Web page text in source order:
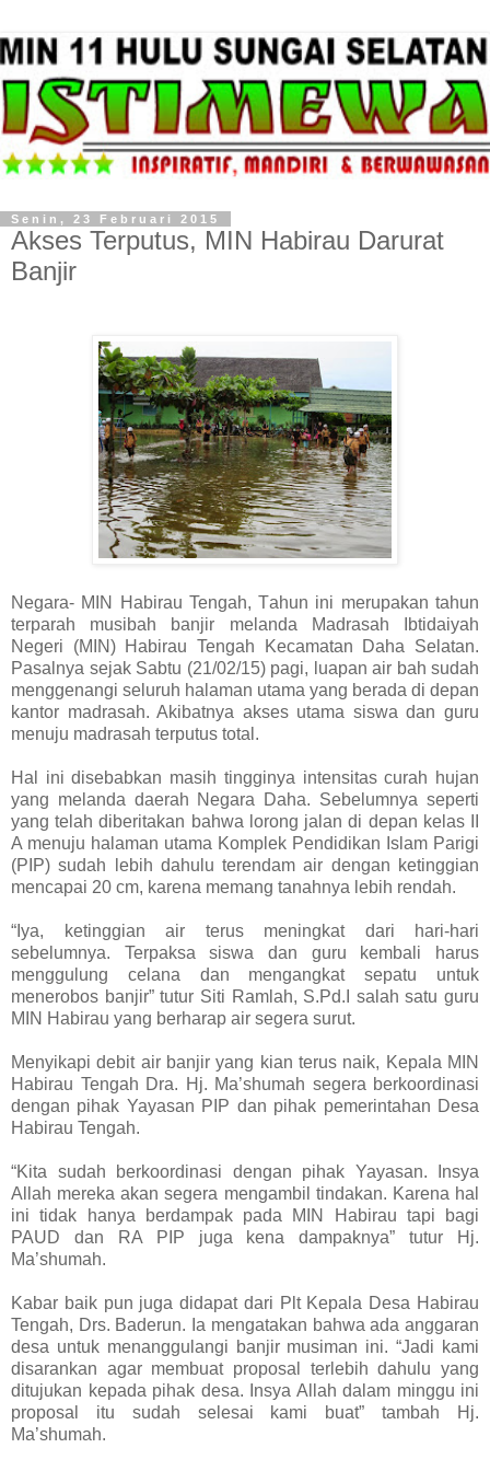
Senin, 23 Februari 2015
Akses Terputus, MIN Habirau Darurat
Banjir
Negara- MIN Habirau Tengah,Tahun ini merupakan tahun
terparah musibah banjir melanda Madrasah Ibtidaiyah
Negeri (MIN) Habirau Tengah Kecamatan Daha Selatan.
Pasalnya sejak Sabtu (21/02/15) pagi, luapan air bah sudah
menggenangi seluruh halaman utama yang berada di depan
kantor madrasah. Akibatnya akses utama siswa dan guru
menuju madrasah terputus total.
Hal ini disebabkan masih tingginya intensitas curah hujan
yang melanda daerah Negara Daha. Sebelumnya seperti
yang telah diberitakan bahwa lorong jalan di depan kelas II
A menuju halaman utama Komplek Pendidikan Islam Parigi
(PIP) sudah lebih dahulu terendam air dengan ketinggian
mencapai 20 cm, karena memang tanahnya lebih rendah.
“Iya, ketinggian air terus meningkat dari hari-hari
sebelumnya. Terpaksa siswa dan guru kembali harus
menggulung celana dan mengangkat sepatu untuk
menerobos banjir” tutur Siti Ramlah, S.Pd.I salah satu guru
MIN Habirau yang berharap air segera surut.
Menyikapi debit air banjir yang kian terus naik, Kepala MIN
Habirau Tengah Dra. Hj. Ma’shumah segera berkoordinasi
dengan pihak Yayasan PIP dan pihak pemerintahan Desa
Habirau Tengah.
“Kita sudah berkoordinasi dengan pihak Yayasan. Insya
Allah mereka akan segera mengambil tindakan. Karena hal
ini tidak hanya berdampak pada MIN Habirau tapi bagi
PAUD dan RA PIP juga kena dampaknya” tutur Hj.
Ma’shumah.
Kabar baik pun juga didapat dari Plt Kepala Desa Habirau
Tengah, Drs. Baderun. Ia mengatakan bahwa ada anggaran
desa untuk menanggulangi banjir musiman ini. “Jadi kami
disarankan agar membuat proposal terlebih dahulu yang
ditujukan kepada pihak desa. Insya Allah dalam minggu ini
proposal itu sudah selesai kami buat” tambah Hj.
Ma’shumah.